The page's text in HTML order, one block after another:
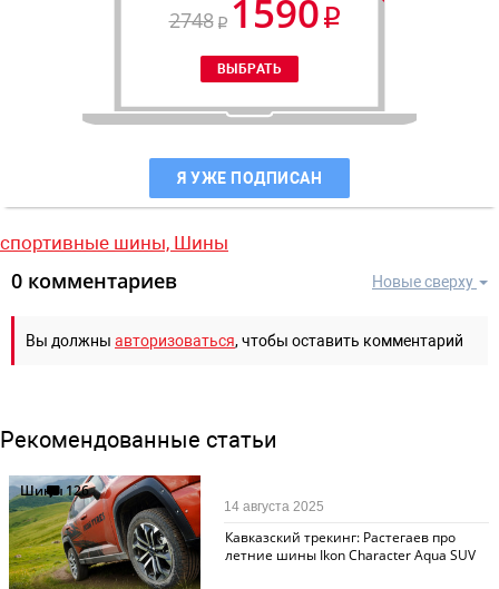
2748
1590
Я УЖЕ ПОДПИСАН
спортивные шины, Шины
Новые сверху
0 комментариев
Вы должны авторизоваться, чтобы оставить комментарий
Рекомендованные статьи
Шины126
Кавказский трекинг: Растегаев про
летние шины Ikon Character Aqua SUV
14 августа 2025